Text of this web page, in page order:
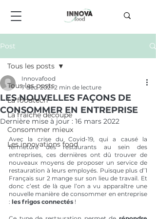
Post
Tous les posts
La foodtech
La fraîche découpe
Consommer mieux
Les innovations food
Tous les posts
LES NOUVELLES FAÇONS DE
CONSOMMER EN ENTREPRISE
Innovafood
7 déc. 2021 2 min de lecture
Dernière mise à jour : 16 mars 2022
Avec la crise du Covid-19, qui a causé la
fermeture des restaurants au sein des
entreprises, ces dernières ont dû trouver de
nouveaux moyens de proposer un service de
restauration à leurs employés. Puisque plus d’1
Français sur 2 mange sur son lieu de travail. Et
donc c’est de là que l’on a vu apparaître une
nouvelle manière de consommer en entreprise
: les frigos connectés !